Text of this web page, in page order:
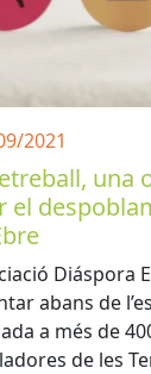
2021
una
el
Diáspora
abans de
a més de
de les